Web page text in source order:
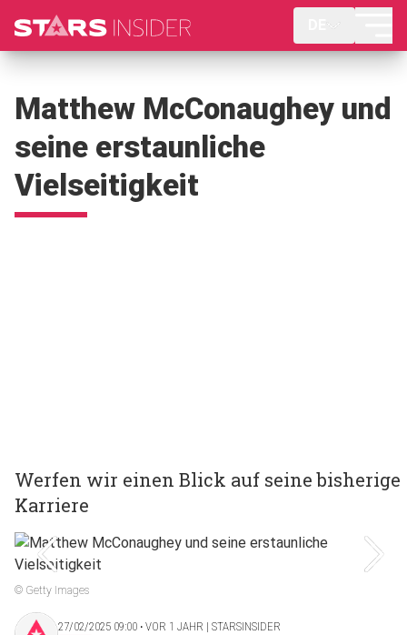
Matthew McConaughey und
seine erstaunliche
Vielseitigkeit
Werfen wir einen Blick auf seine bisherige
Karriere
© Getty Images
27/02/2025 09:00 ‧ VOR 1 JAHR | STARSINSIDER